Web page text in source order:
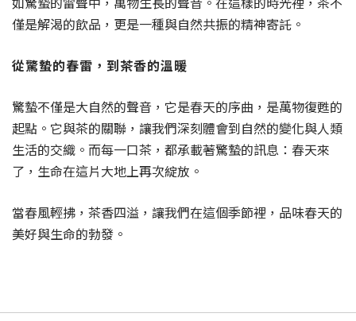
僅是解渴的飲品，更是一種與自然共振的精神寄託。
從驚蟄的春雷，到茶香的溫暖
驚蟄不僅是大自然的聲音，它是春天的序曲，是萬物復甦的
起點。它與茶的關聯，讓我們深刻體會到自然的變化與人類
生活的交織。而每一口茶，都承載著驚蟄的訊息：春天來
了，生命在這片大地上再次綻放。
當春風輕拂，茶香四溢，讓我們在這個季節裡，品味春天的
美好與生命的勃發。